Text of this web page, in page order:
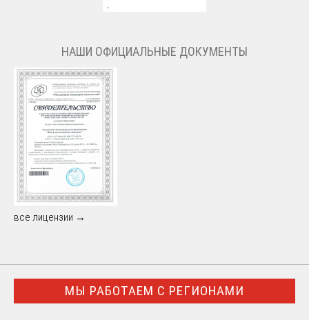
НАШИ ОФИЦИАЛЬНЫЕ ДОКУМЕНТЫ
все лицензии →
МЫ РАБОТАЕМ С РЕГИОНАМИ